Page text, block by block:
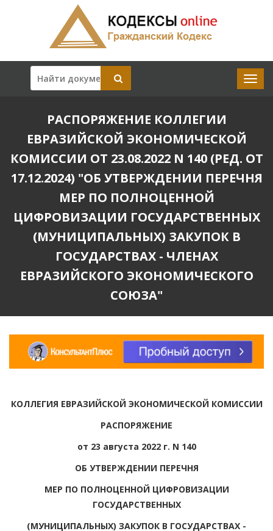
РАСПОРЯЖЕНИЕ КОЛЛЕГИИ
ЕВРАЗИЙСКОЙ ЭКОНОМИЧЕСКОЙ
КОМИССИИ ОТ 23.08.2022 N 140 (РЕД. ОТ
17.12.2024) "ОБ УТВЕРЖДЕНИИ ПЕРЕЧНЯ
МЕР ПО ПОЛНОЦЕННОЙ
ЦИФРОВИЗАЦИИ ГОСУДАРСТВЕННЫХ
(МУНИЦИПАЛЬНЫХ) ЗАКУПОК В
ГОСУДАРСТВАХ - ЧЛЕНАХ
ЕВРАЗИЙСКОГО ЭКОНОМИЧЕСКОГО
СОЮЗА"
КОЛЛЕГИЯ ЕВРАЗИЙСКОЙ ЭКОНОМИЧЕСКОЙ КОМИССИИ
РАСПОРЯЖЕНИЕ
от 23 августа 2022 г. N 140
ОБ УТВЕРЖДЕНИИ ПЕРЕЧНЯ
МЕР ПО ПОЛНОЦЕННОЙ ЦИФРОВИЗАЦИИ
ГОСУДАРСТВЕННЫХ
(МУНИЦИПАЛЬНЫХ) ЗАКУПОК В ГОСУДАРСТВАХ -